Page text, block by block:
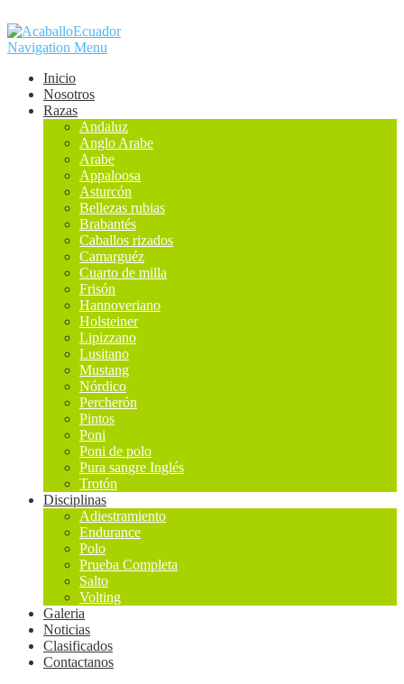
Navigation Menu
Inicio
Nosotros
Razas
Andaluz
Anglo Arabe
Arabe
Appaloosa
Asturcón
Bellezas rubias
Brabantés
Caballos rizados
Camarguéz
Cuarto de milla
Frisón
Hannoveriano
Holsteiner
Lipizzano
Lusitano
Mustang
Nórdico
Percherón
Pintos
Poni
Poni de polo
Pura sangre Inglés
Trotón
Disciplinas
Adiestramiento
Endurance
Polo
Prueba Completa
Salto
Volting
Galeria
Noticias
Clasificados
Contactanos